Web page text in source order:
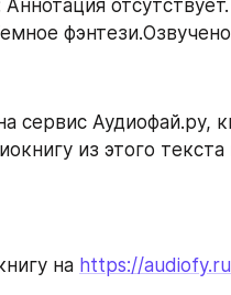
сервис Аудиофай.ру,
из этого
на https://audiofy.ru